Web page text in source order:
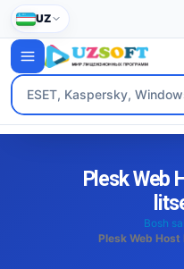
UZ
Plesk Web
Bosh
Plesk Web